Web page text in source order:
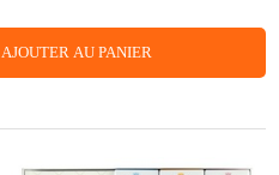
AJOUTER AU PANIER